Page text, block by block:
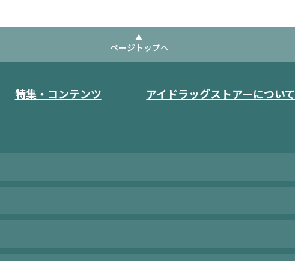
ページトップへ
特集・コンテンツ アイドラッグストアーについて